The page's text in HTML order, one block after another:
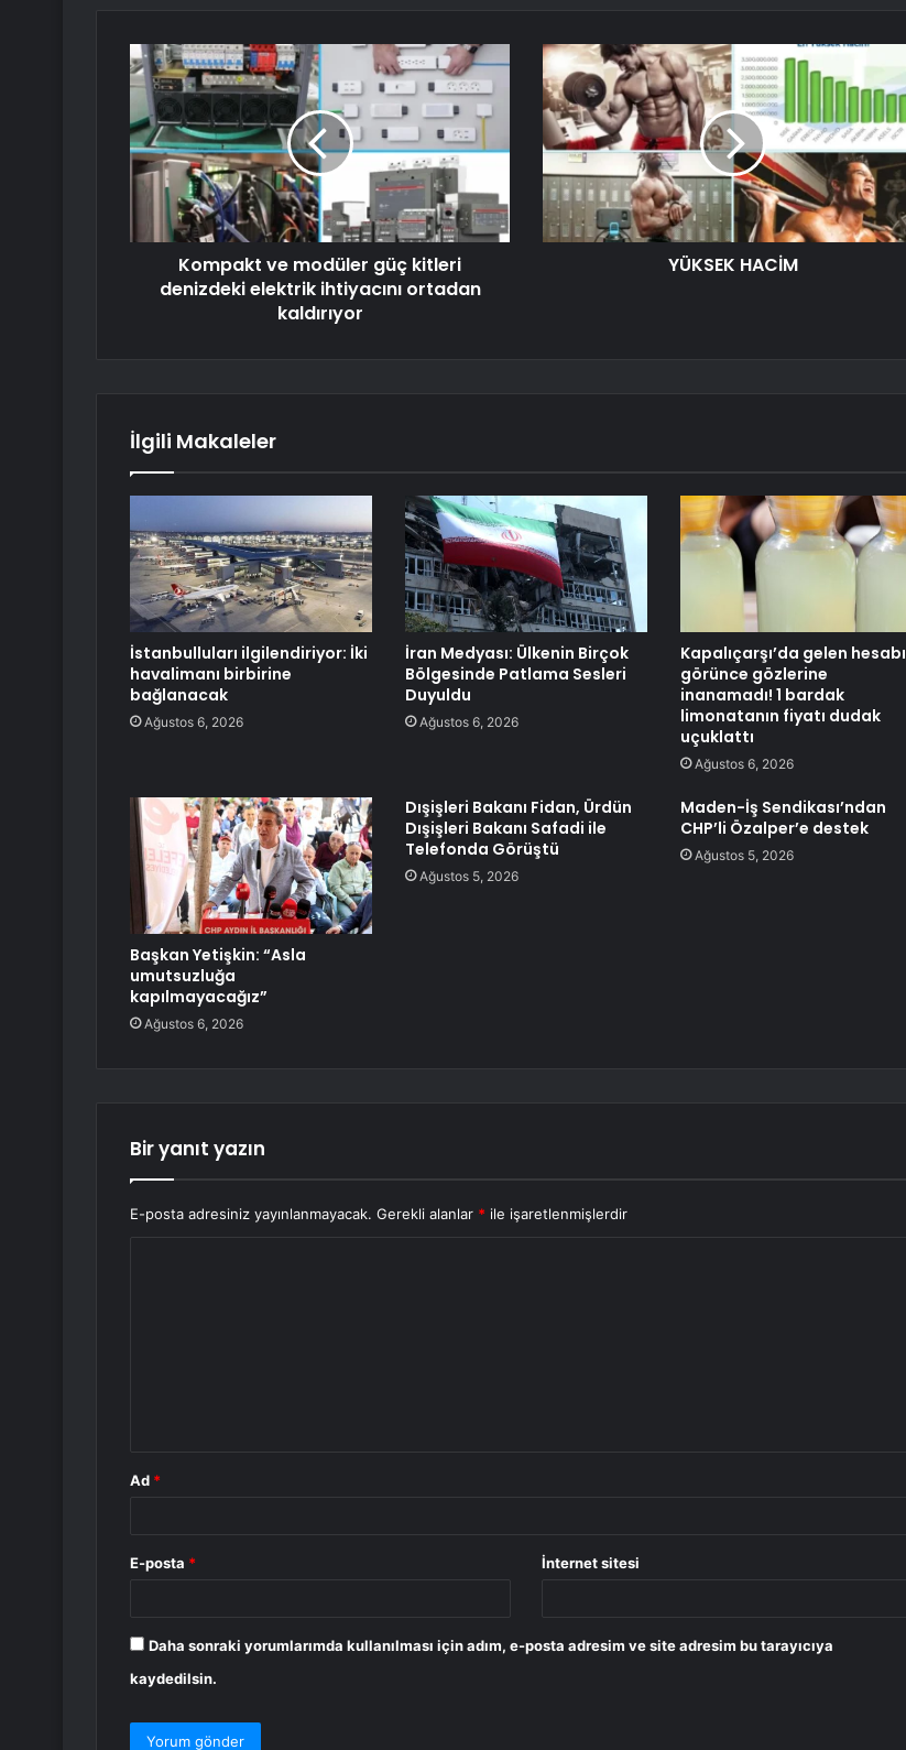
Kompakt ve modüler güç kitleri
denizdeki elektrik ihtiyacını ortadan
kaldırıyor
YÜKSEK HACİM
İlgili Makaleler
İstanbulluları ilgilendiriyor: İki
havalimanı birbirine
bağlanacak
Ağustos 6, 2026
İran Medyası: Ülkenin Birçok
Bölgesinde Patlama Sesleri
Duyuldu
Ağustos 6, 2026
Kapalıçarşı’da gelen hesabı
görünce gözlerine
inanamadı! 1 bardak
limonatanın fiyatı dudak
uçuklattı
Ağustos 6, 2026
Başkan Yetişkin: “Asla
umutsuzluğa
kapılmayacağız”
Ağustos 6, 2026
Dışişleri Bakanı Fidan, Ürdün
Dışişleri Bakanı Safadi ile
Telefonda Görüştü
Ağustos 5, 2026
Maden-İş Sendikası’ndan
CHP’li Özalper’e destek
Ağustos 5, 2026
Bir yanıt yazın
E-posta adresiniz yayınlanmayacak. Gerekli alanlar * ile işaretlenmişlerdir
Ad *
E-posta * İnternet sitesi
Daha sonraki yorumlarımda kullanılması için adım, e-posta adresim ve site adresim bu tarayıcıya
kaydedilsin.